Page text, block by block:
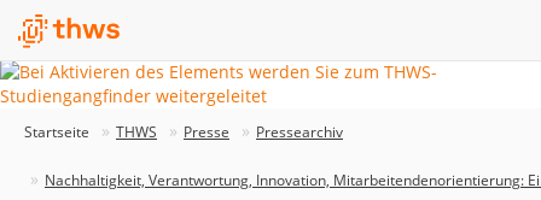
Startseite THWS Presse Pressearchiv
Nachhaltigkeit, Verantwortung, Innovation, Mitarbeitendenorientierung: